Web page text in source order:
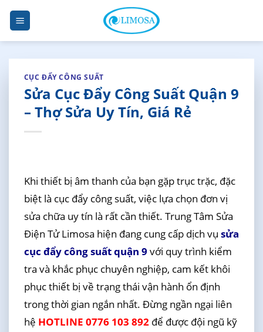
Skip
content
CỤC ĐẨY CÔNG SUẤT
Sửa Cục Đẩy Công Suất Quận 9
– Thợ Sửa Uy Tín, Giá Rẻ
Khi thiết bị âm thanh của bạn gặp trục trặc, đặc
biệt là cục đẩy công suất, việc lựa chọn đơn vị
sửa chữa uy tín là rất cần thiết. Trung Tâm Sửa
Điện Tử Limosa hiện đang cung cấp dịch vụ sửa
cục đẩy công suất quận 9 với quy trình kiểm
tra và khắc phục chuyên nghiệp, cam kết khôi
phục thiết bị về trạng thái vận hành ổn định
trong thời gian ngắn nhất. Đừng ngần ngại liên
hệ HOTLINE 0776 103 892để được đội ngũ kỹ